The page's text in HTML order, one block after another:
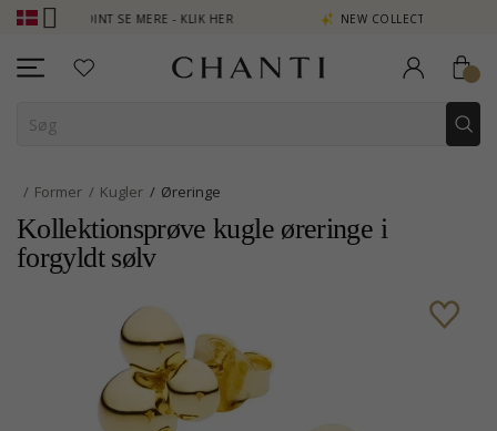
POINT SE MERE - KLIK HER NEW COLLECTION | AURA
Former Kugler Øreringe
Kollektionsprøve kugle øreringe i
forgyldt sølv